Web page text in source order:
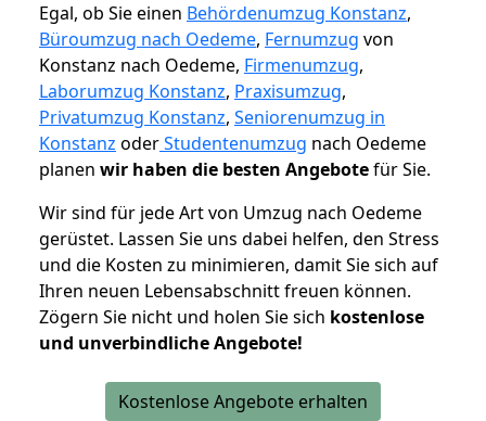
Egal, ob Sie einen Behördenumzug Konstanz,
Büroumzug nach Oedeme, Fernumzug von
Konstanz nach Oedeme, Firmenumzug,
Laborumzug Konstanz, Praxisumzug,
Privatumzug Konstanz, Seniorenumzug in
Konstanz oderStudentenumzug nach Oedeme
planen wir haben die besten Angebotefür Sie.
Wir sind für jede Art von Umzug nach Oedeme
gerüstet. Lassen Sie uns dabei helfen, den Stress
und die Kosten zu minimieren, damit Sie sich auf
Ihren neuen Lebensabschnitt freuen können.
Zögern Sie nicht und holen Sie sich kostenlose
und unverbindliche Angebote!
Kostenlose Angebote erhalten